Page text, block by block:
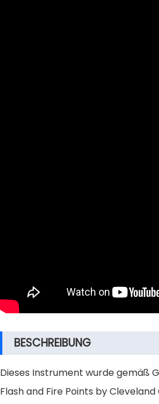
BESCHREIBUNG
Dieses Instrument wurde gemäß
Flash and Fire Points by